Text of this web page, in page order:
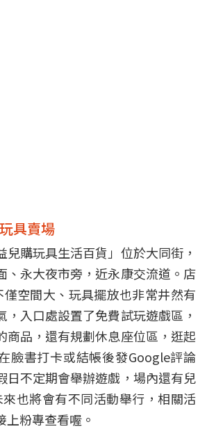
具賣場
兒購玩具生活百貨」位於大同街，
、永大夜市旁，近永康交流道。店
空間大、玩具擺放也非常井然有
，入口處設置了免費試玩遊戲區，
商品，還有規劃休息座位區，逛起
臉書打卡或結帳後發Google評論
日不定期會舉辦遊戲，場內還有兒
也將會有不同活動舉行，相關活
粉專查看喔。